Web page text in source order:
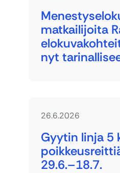
matkailijoita
nyt
Gyytin linja 5
29.6.–18.7.
26.6.2026